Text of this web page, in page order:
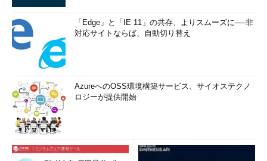
「Edge」と「IE 11」の共存、よりスムーズに──非
対応サイトならば、自動切り替え
AzureへのOSS環境構築サービス、サイオステクノ
ロジーが提供開始